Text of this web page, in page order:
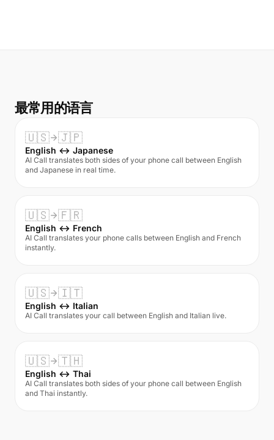
最常用的语言
🇺🇸 🇯🇵
English ↔ Japanese
AI Call translates both sides of your phone call between English
and Japanese in real time.
🇺🇸 🇫🇷
English ↔ French
AI Call translates your phone calls between English and French
instantly.
🇺🇸 🇮🇹
English ↔ Italian
AI Call translates your call between English and Italian live.
🇺🇸 🇹🇭
English ↔ Thai
AI Call translates both sides of your phone call between English
and Thai instantly.